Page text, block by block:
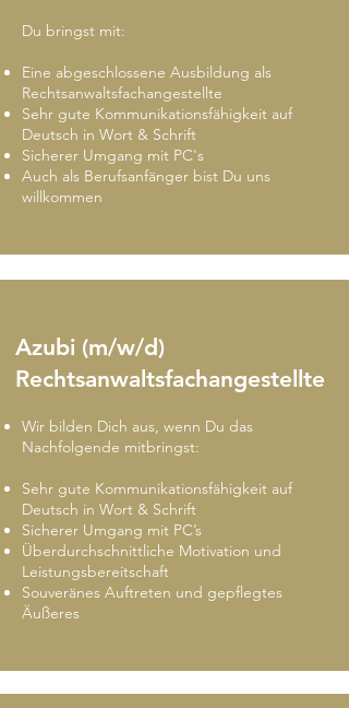
Du bringst mit:
Eine abgeschlossene Ausbildung als
Rechtsanwaltsfachangestellte
Sehr gute Kommunikationsfähigkeit auf
Deutsch in Wort & Schrift
Sicherer Umgang mit PC's
Auch als Berufsanfänger bist Du uns
willkommen
Azubi (m/w/d)
Rechtsanwaltsfachangestellte
Wir bilden Dich aus, wenn Du das
Nachfolgende mitbringst:
Sehr gute Kommunikationsfähigkeit auf
Deutsch in Wort & Schrift
Sicherer Umgang mit PC’s
Überdurchschnittliche Motivation und
Leistungsbereitschaft
Souveränes Auftreten und gepflegtes
Äußeres